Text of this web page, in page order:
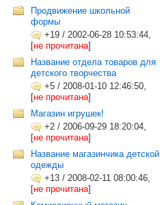
Продвижение школьной
формы
+19 / 2002-06-28 10:53:44,
[не прочитана]
Название отдела товаров для
детского творчества
+5 / 2008-01-10 12:46:50,
[не прочитана]
Магазин игрушек!
+2 / 2006-09-29 18:20:04,
[не прочитана]
Название магазинчика детской
одежды
+13 / 2008-02-11 08:00:46,
[не прочитана]